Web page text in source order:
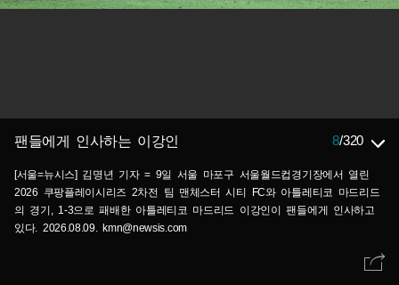
팬들에게 인사하는 이강인 8/320
[서울=뉴시스] 김명년 기자 = 9일 서울 마포구 서울월드컵경기장에서 열린
2026 쿠팡플레이시리즈 2차전 팀 맨체스터 시티 FC와 아틀레티코 마드리드
의 경기, 1-3으로 패배한 아틀레티코 마드리드 이강인이 팬들에게 인사하고
있다. 2026.08.09. kmn@newsis.com